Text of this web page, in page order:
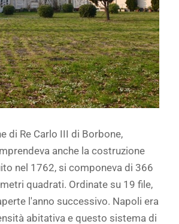
di Re Carlo III di Borbone,
anche la costruzione
nel 1762, si componeva di 366
quadrati. Ordinate su 19 file,
l'anno successivo. Napoli era
abitativa e questo sistema di